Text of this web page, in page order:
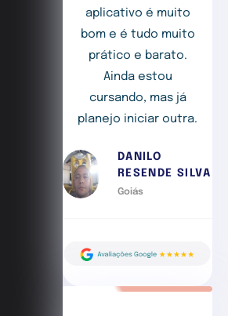
aplicativo é muito
bom e é tudo muito
prático e barato.
Ainda estou
cursando, mas já
planejo iniciar outra.
DANILO
RESENDE SILVA
Goiás